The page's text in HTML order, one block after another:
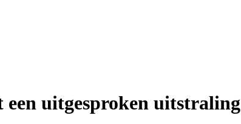
een uitgesproken uitstraling